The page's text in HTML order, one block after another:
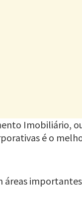
Imobiliário,
é o